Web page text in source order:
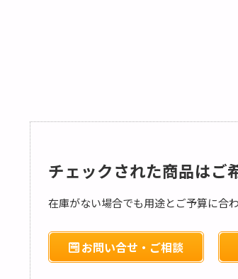
チェックされた商品はご
在庫がない場合でも用途とご予算に合
お問い合せ・ご相談